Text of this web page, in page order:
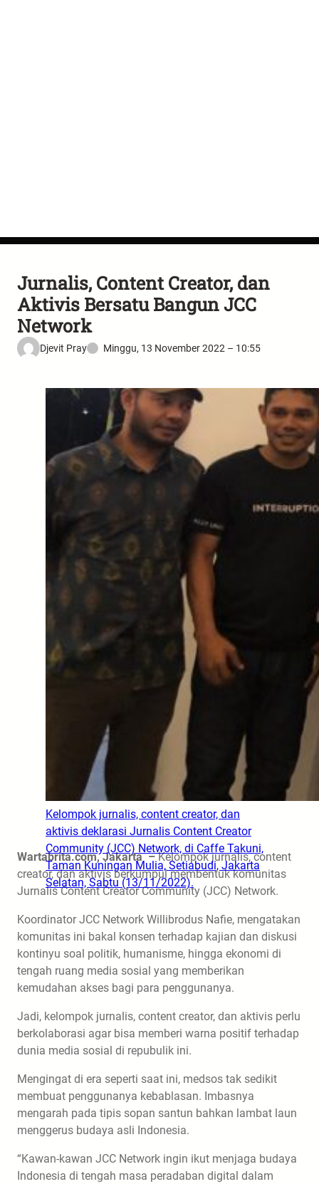
Jurnalis, Content Creator, dan
Aktivis Bersatu Bangun JCC
Network
Djevit Pray Minggu, 13 November 2022 – 10:55
Kelompok jurnalis, content creator, dan
aktivis deklarasi Jurnalis Content Creator
Community (JCC) Network, di Caffe Takuni,
Taman Kuningan Mulia, Setiabudi, Jakarta
Selatan, Sabtu (13/11/2022).
Wartabrita.com, Jakarta –Kelompok jurnalis, content
creator, dan aktivis berkumpul membentuk komunitas
Jurnalis Content Creator Community (JCC) Network.
Koordinator JCC Network Willibrodus Nafie, mengatakan
komunitas ini bakal konsen terhadap kajian dan diskusi
kontinyu soal politik, humanisme, hingga ekonomi di
tengah ruang media sosial yang memberikan
kemudahan akses bagi para penggunanya.
Jadi, kelompok jurnalis, content creator, dan aktivis perlu
berkolaborasi agar bisa memberi warna positif terhadap
dunia media sosial di repubulik ini.
Mengingat di era seperti saat ini, medsos tak sedikit
membuat penggunanya kebablasan. Imbasnya
mengarah pada tipis sopan santun bahkan lambat laun
menggerus budaya asli Indonesia.
“Kawan-kawan JCC Network ingin ikut menjaga budaya
Indonesia di tengah masa peradaban digital dalam